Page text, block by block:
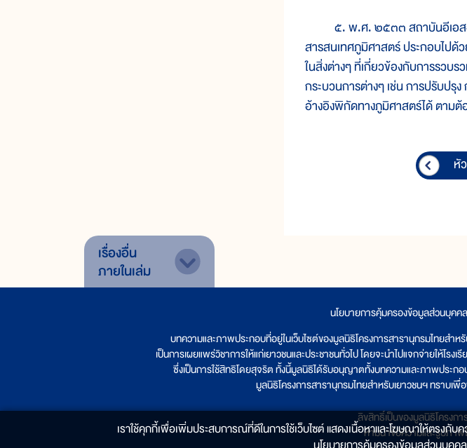
๕. พ.ศ. ๒๕๓๓ สถาบันอีเอสอา
สารสนเทศภูมิศาสตร์ ประกอบไปด้
ในสิ่งต่างๆ ที่เกี่ยวข้องกับการรวบ
กระบวนการต่างๆ เช่น การปรับปรุ
อ้างอิงพิกัดทางภูมิศาสตร์ได้ ตามต้
หั
เรื่องอื่น
ภายในเล่ม
นโยบายการคุ้มครองข้อมูลส่วนบุคคล
บทความและภาพประกอบที่อยู่ในเว็บไซต์ของมูลนิธิโครงการสารานุกรมไทยส
เป็นการเผยแพร่วิชาการให้แก่เยาวชนและประชาชนทั่วไป โดยจะนำไปแจกจ่ายให้
ซึ่งเป็นการใช้สิทธิโดยสุจริต ทั้งนี้มูลนิธิได้รับอนุญาตทั้งบทความและภาพประกอ
มูลนิธิโครงการสารานุกรมไทยสำหรับเยาวชนฯ ทราบ
ลิขสิทธิ์เป็นของมูลนิธิโครงก
ห้ามนำข้อความและรูปภา
เราใช้คุกกี้เพื่อเพิ่มประสบการณ์ที่ดีในการใช้เว็บไซต์ แสดงเนื้อหาและโฆษณาให้ตรงกับ